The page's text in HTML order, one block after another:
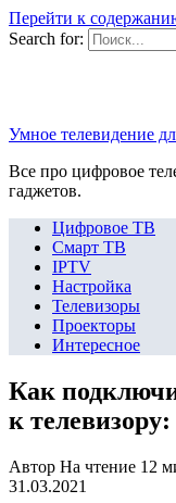
Перейти к
Search for:
Умное телевидение
Все про цифровое
гаджетов.
Цифровое ТВ
Смарт ТВ
IPTV
Настройка
Телевизоры
Проекторы
Интересное
Как
к
Автор На чтение 12
31.03.2021